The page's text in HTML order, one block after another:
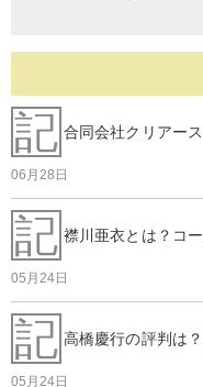
記 合同会社クリアー
06月28日
記 襟川亜衣とは？コ
05月24日
記 高橋慶行の評判は
05月24日